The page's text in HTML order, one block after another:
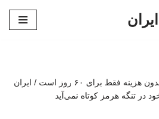
قالیباف: عبور از تنگه بدون هزینه فقط برای ۶۰ روز است / ایران
تنگه هرمز کوتاه نمی‌آید